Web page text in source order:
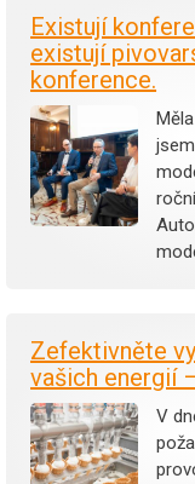
Existují
existují
konference.
Zefektivněte
vašich energií
V